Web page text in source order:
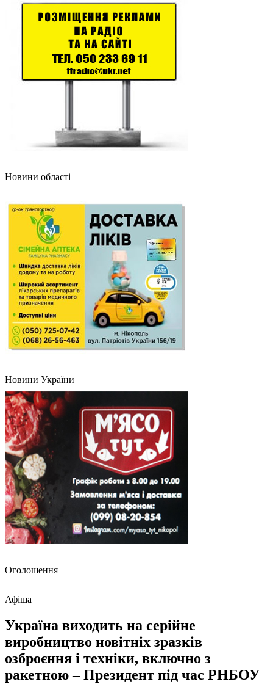
Новини області
Новини України
Оголошення
Афіша
Україна виходить на серійне
виробництво новітніх зразків
озброєння і техніки, включно з
ракетною – Президент під час РНБОУ